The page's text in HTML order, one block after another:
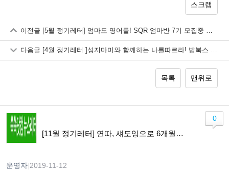
스크랩
이전글 [5월 정기레터] 엄마도 영어를! SQR 엄마반 7기 모집중 ｜밥북스 나를따르라 5/8 시작
다음글 [4월 정기레터 ]성지마미와 함께하는 나를따르라! 밥북스 리딩키트 (5/8시작)
목록 맨위로
[11월 정기레터] 연따, 섀도잉으로 6개월만에 원어민처럼 말하기 가능?! 영어 말하기 교육 방법들을 알아봅니다.
운영자 2019-11-12
0